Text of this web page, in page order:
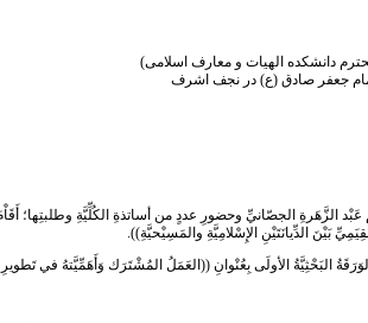
دانشکده الهیات و معارف اسلامی)
جعفر صادق (ع) در نجف اشرف
عَبْد الزَّهَرةِ الجصّانيِّ وحضورِ عددٍ من أساتذةِ الكُلِّيَّةِ وطلبتِها؛
بَيْنَ الدِّيانَتَيْنِ الإِسْلامِيَّةِ والمَسِيْحيَّةِ)).
البَحْثِيَّةُ الأولَى بِعُنْوانِ ((العَمَلُ المُشْتَرَك وَأَهَمِّيَّتهُ في